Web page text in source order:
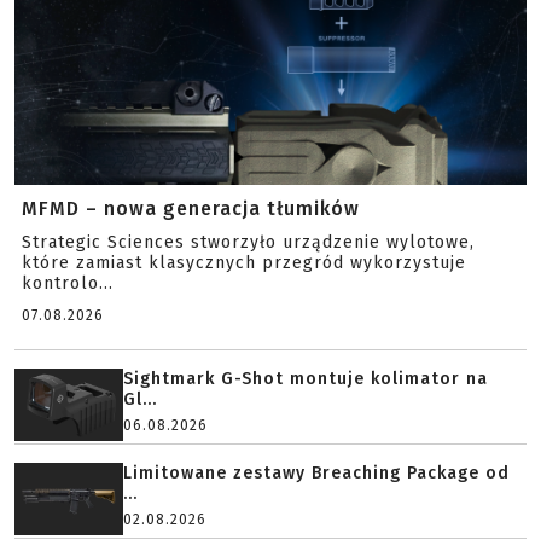
MFMD – nowa generacja tłumików
Strategic Sciences stworzyło urządzenie wylotowe,
które zamiast klasycznych przegród wykorzystuje
kontrolo...
07.08.2026
Sightmark G-Shot montuje kolimator na
Gl...
06.08.2026
Limitowane zestawy Breaching Package od
...
02.08.2026